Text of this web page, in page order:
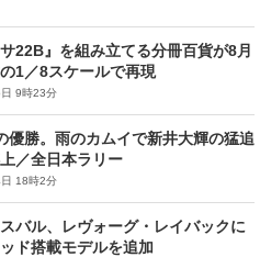
22B』を組み立てる分冊百貨が8月
1／8スケールで再現
9時23分
優勝。雨のカムイで新井大輝の猛追
／全日本ラリー
18時2分
バル、レヴォーグ・レイバックに
ド搭載モデルを追加